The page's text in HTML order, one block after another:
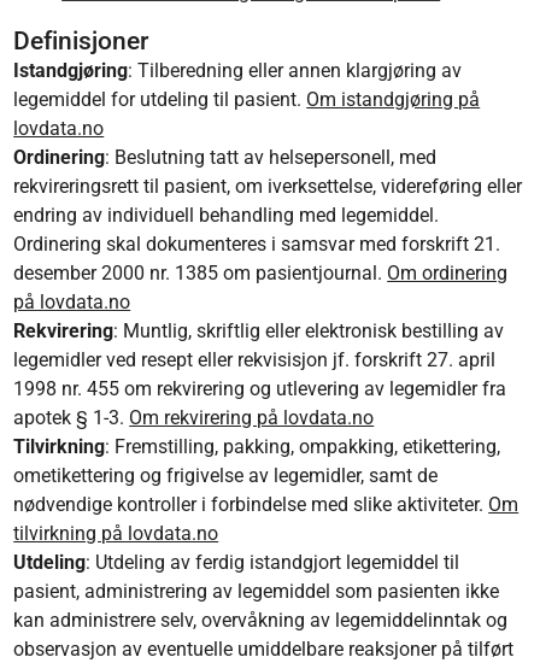
Definisjoner
Istandgjøring: Tilberedning eller annen klargjøring av
legemiddel for utdeling til pasient. Om istandgjøring på
lovdata.no
Ordinering: Beslutning tatt av helsepersonell, med
rekvireringsrett til pasient, om iverksettelse, videreføring eller
endring av individuell behandling med legemiddel.
Ordinering skal dokumenteres i samsvar med forskrift 21.
desember 2000 nr. 1385 om pasientjournal. Om ordinering
på lovdata.no
Rekvirering: Muntlig, skriftlig eller elektronisk bestilling av
legemidler ved resept eller rekvisisjon jf. forskrift 27. april
1998 nr. 455 om rekvirering og utlevering av legemidler fra
apotek § 1-3. Om rekvirering på lovdata.no
Tilvirkning: Fremstilling, pakking, ompakking, etikettering,
ometikettering og frigivelse av legemidler, samt de
nødvendige kontroller i forbindelse med slike aktiviteter. Om
tilvirkning på lovdata.no
Utdeling: Utdeling av ferdig istandgjort legemiddel til
pasient, administrering av legemiddel som pasienten ikke
kan administrere selv, overvåkning av legemiddelinntak og
observasjon av eventuelle umiddelbare reaksjoner på tilført